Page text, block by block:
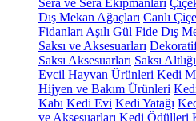
Sera ve Sera Ekipmanları
Dış Mekan Ağaçları Canlı
Fidanları Aşılı Gül Fide Dış
Saksı ve Aksesuarları
Saksı Aksesuarları Saksı Altlığı
Evcil Hayvan Ürünleri Kedi
Hijyen ve Bakım Ürünleri
Kabı Kedi Evi Kedi Yatağı
ve Aksesuarları Kedi Ödülleri